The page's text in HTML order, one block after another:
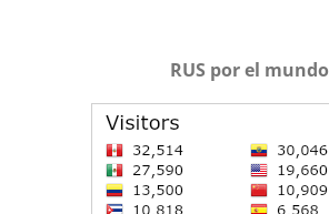
RUS por el mundo